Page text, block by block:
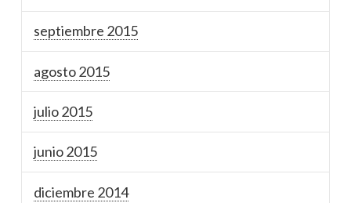
septiembre 2015
agosto 2015
julio 2015
junio 2015
diciembre 2014